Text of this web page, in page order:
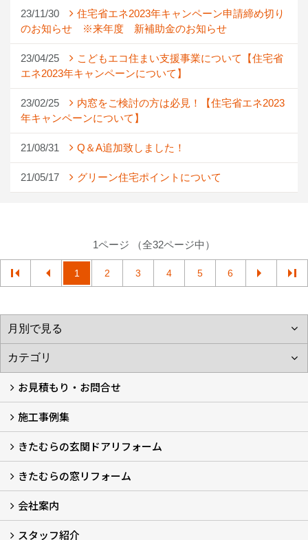
23/11/30
住宅省エネ2023年キャンペーン申請締め切り
のお知らせ ※来年度 新補助金のお知らせ
23/04/25
こどもエコ住まい支援事業について【住宅省
エネ2023年キャンペーンについて】
23/02/25
内窓をご検討の方は必見！【住宅省エネ2023
年キャンペーンについて】
21/08/31 Q＆A追加致しました！
21/05/17 グリーン住宅ポイントについて
1ページ （全32ページ中）
1 2 3 4 5 6
お見積もり・お問合せ
LINEで概算見積もり
チャットで質問
問い合わせフォームから
オンライン相談
電話で相談
無料現地調査をご希望の方
施工事例集
玄関ドアリフォーム
玄関引戸リフォーム
勝手口ドアリフォーム
窓リフォーム
きたむらの玄関ドアリフォーム
玄関ドアリフォームについて
リシェントについて (23)
・玄関ドアバリエーション (52)
・玄関引戸バリエーション (44)
・勝手口ドアバリエーション (11)
安心の自社施工
無料点検
保証について
価格について
概算見積について (2)
きたむらの窓リフォーム
窓リフォームについて (5)
・内窓設置-LIXILインプラス
・内窓設置-AGCまどまど
・窓交換
・エコガラス交換
・防犯・防災ガラス交換
会社案内
会社概要 (2)
ブログ
アクセス
施工エリア
施工までの流れ
SNSインフォメーション
チャット機能
オンライン打合わせ
補助金について (2)
スタッフ紹介